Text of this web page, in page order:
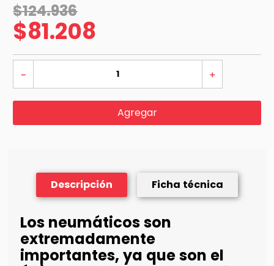
$124.936
$81.208
＋
－
Agregar
Descripción Ficha técnica
Los neumáticos son
extremadamente
importantes, ya que son el